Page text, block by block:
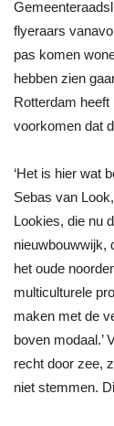
flyeraars
pas komen
hebben zien
Rotterdam
voorkomen dat
‘Het is hier wat
Sebas van
Lookies, die nu
nieuwbouwwijk,
het oude
multiculturele
maken met de
boven modaal.’
recht door zee,
niet stemmen.